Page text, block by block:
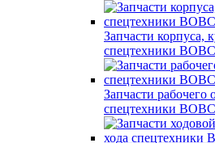
Запчасти корпуса,
спецтехники
Запчасти рабочего
спецтехники